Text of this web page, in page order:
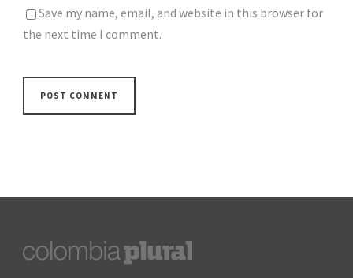
Save my name, email, and website in this browser for
the next time I comment.